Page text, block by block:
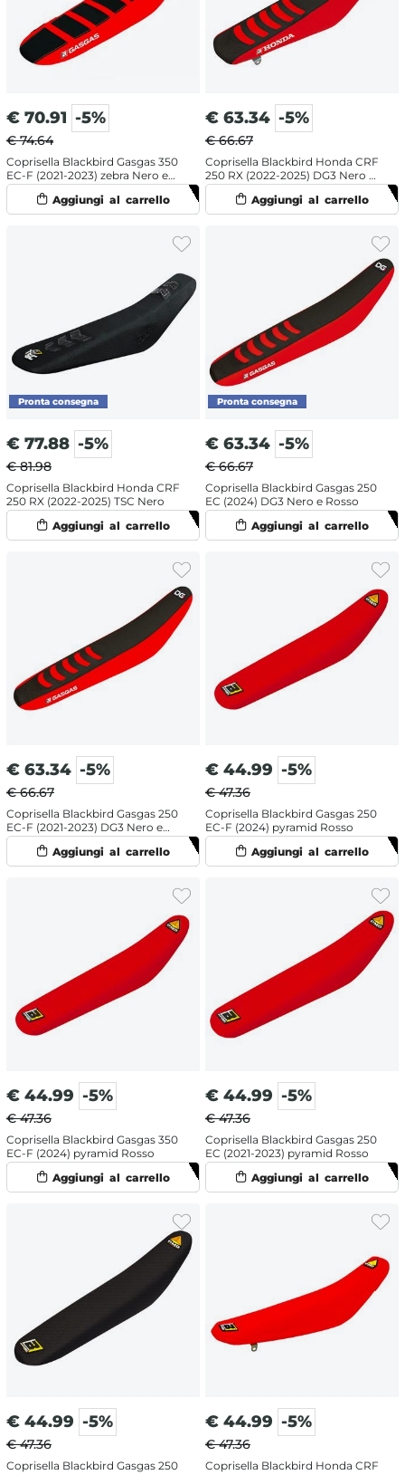
€ 70.91 -5%
€ 74.64
Coprisella Blackbird Gasgas 350
EC-F (2021-2023) zebra Nero e
Rosso
€ 63.34 -5%
€ 66.67
Coprisella Blackbird Honda CRF
250 RX (2022-2025) DG3 Nero e
Rosso
€ 77.88 -5%
€ 81.98
Coprisella Blackbird Honda CRF
250 RX (2022-2025) TSC Nero
€ 63.34 -5%
€ 66.67
Coprisella Blackbird Gasgas 250
EC (2024) DG3 Nero e Rosso
€ 63.34 -5%
€ 66.67
Coprisella Blackbird Gasgas 250
EC-F (2021-2023) DG3 Nero e
Rosso
€ 44.99 -5%
€ 47.36
Coprisella Blackbird Gasgas 250
EC-F (2024) pyramid Rosso
€ 44.99 -5%
€ 47.36
Coprisella Blackbird Gasgas 350
EC-F (2024) pyramid Rosso
€ 44.99 -5%
€ 47.36
Coprisella Blackbird Gasgas 250
EC (2021-2023) pyramid Rosso
€ 44.99 -5%
€ 47.36
Coprisella Blackbird Gasgas 250
€ 44.99 -5%
€ 47.36
Coprisella Blackbird Honda CRF